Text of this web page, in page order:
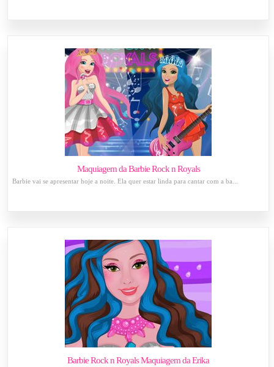
Maquiagem da Barbie Rock n Royals
Barbie vai se apresentar hoje a noite. Ela quer estar linda para cantar com a ba...
Barbie Rock n Royals Maquiagem da Erika